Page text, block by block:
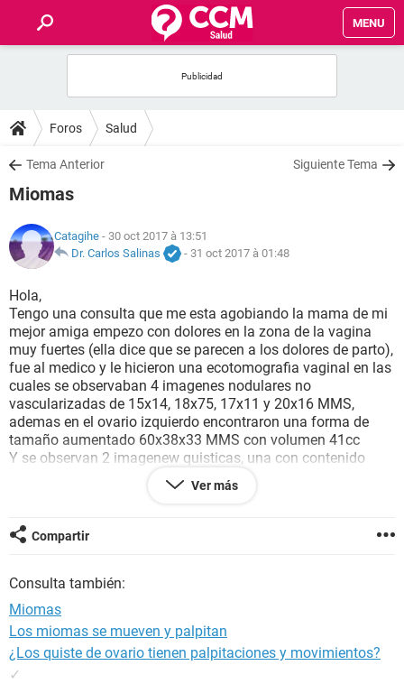
MENU
FORUMS
SALUD
NUTRICIÓN
BIENESTAR
SEXUALIDAD
GLOSARIO
Foros Salud
Tema Anterior Siguiente Tema
Miomas
Catagihe - 30 oct 2017 à 13:51
Dr. Carlos Salinas
- 31 oct 2017 à 01:48
Hola,
Tengo una consulta que me esta agobiando la mama de mi
mejor amiga empezo con dolores en la zona de la vagina
muy fuertes (ella dice que se parecen a los dolores de parto),
fue al medico y le hicieron una ecotomografia vaginal en las
cuales se observaban 4 imagenes nodulares no
vascularizadas de 15x14, 18x75, 17x11 y 20x16 MMS,
ademas en el ovario izquierdo encontraron una forma de
tamaño aumentado 60x38x33 MMS con volumen 41cc
Y se observan 2 imagenew quisticas, una con contenido
liquido de 31x22 MMS y una segunda de contenido mas
inmediatamente le dio a hacer muchos examenes.
Fue a otro medico por el tema de los examenes y le dijeron
inyectarse acetato de medroxiprogesterona para calmar los
dolores.
Al final quedamos en nada y no sabe que hacer.
En realidad es necesario que se opere o no? Esta muy mal?
Que es lo que sucede en realidad?
Ver más
Compartir
Consulta también:
Miomas
Los miomas se mueven y palpitan
¿Los quiste de ovario tienen palpitaciones y movimientos?
✓